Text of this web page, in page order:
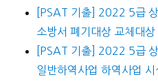
[PSAT 기출] 2022 5급
소방서 폐기대상 교체대
[PSAT 기출] 2022 5급
일반하역사업 하역사업